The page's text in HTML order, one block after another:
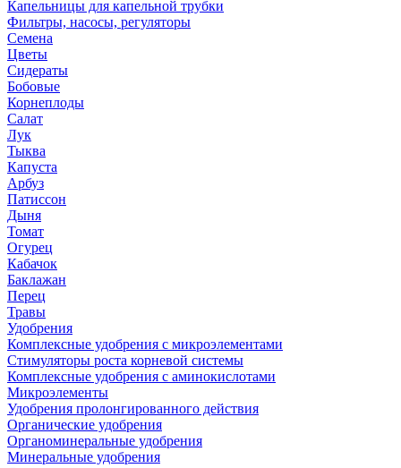
Капельницы для капельной трубки
Фильтры, насосы, регуляторы
Семена
Цветы
Сидераты
Бобовые
Корнеплоды
Салат
Лук
Тыква
Капуста
Арбуз
Патиссон
Дыня
Томат
Огурец
Кабачок
Баклажан
Перец
Травы
Удобрения
Комплексные удобрения с микроэлементами
Стимуляторы роста корневой системы
Комплексные удобрения с аминокислотами
Микроэлементы
Удобрения пролонгированного действия
Органические удобрения
Органоминеральные удобрения
Минеральные удобрения